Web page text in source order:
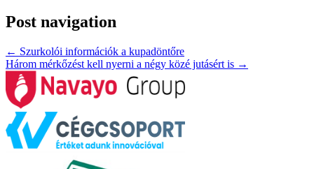
Post navigation
← Szurkolói információk a kupadöntőre
Három mérkőzést kell nyerni a négy közé jutásért is →